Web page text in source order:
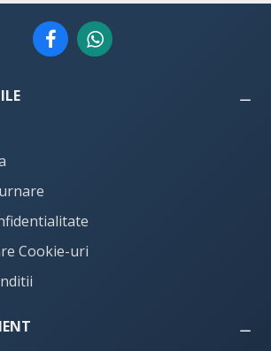
Cookie-uri